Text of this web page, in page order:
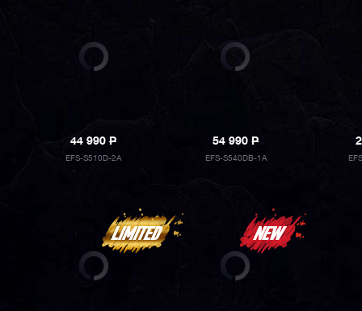
44 990P
EFS-S510D-2A
54 990P
EFS-S540DB-1A